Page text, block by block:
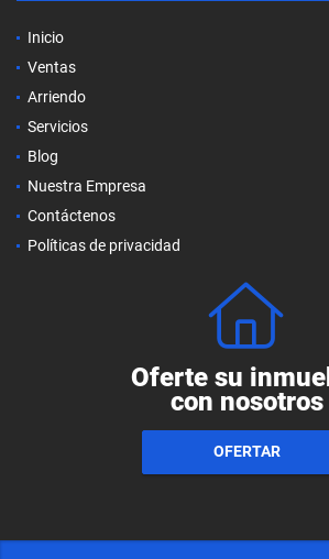
Inicio
Ventas
Arriendo
Servicios
Blog
Nuestra Empresa
Contáctenos
Políticas de privacidad
Oferte su
con nosotros
OFERTAR